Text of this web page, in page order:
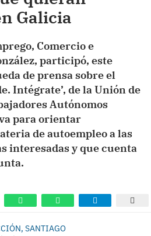
Galicia
Comercio e
participó, este
de prensa sobre el
Intégrate’, de la Unión de
Autónomos
para orientar
de autoempleo a las
interesadas y que cuenta
SANTIAGO